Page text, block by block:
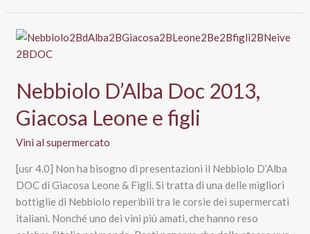
Trentino
DOC
Vernacoli
Nebbiolo D’Alba Doc 2013,
Giacosa Leone e figli
Vini al supermercato
[usr 4.0] Non ha bisogno di presentazioni il Nebbiolo D’Alba
DOC di Giacosa Leone & Figli. Si tratta di una delle migliori
bottiglie di Nebbiolo reperibili tra le corsie dei supermercati
italiani. Nonché uno dei vini più amati, che hanno reso